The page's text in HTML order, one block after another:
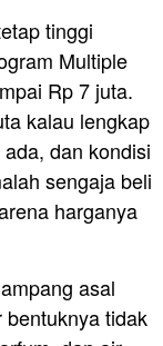
tinggi
Multiple
Rp 7 juta.
kalau lengkap
dan kondisi
sengaja beli
harganya
asal
tidak